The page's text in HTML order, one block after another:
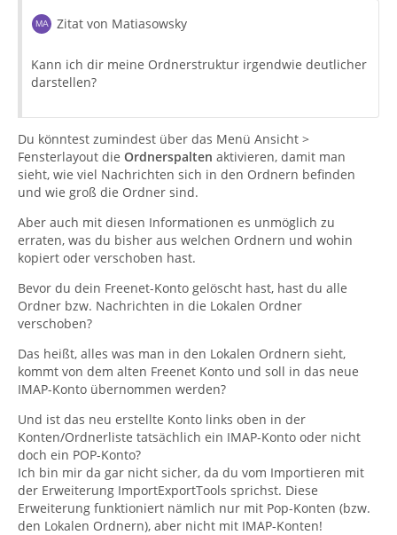
Zitat von Matiasowsky
Kann ich dir meine Ordnerstruktur irgendwie deutlicher
darstellen?
Du könntest zumindest über das Menü Ansicht >
Fensterlayout die Ordnerspalten aktivieren, damit man
sieht, wie viel Nachrichten sich in den Ordnern befinden
und wie groß die Ordner sind.
Aber auch mit diesen Informationen es unmöglich zu
erraten, was du bisher aus welchen Ordnern und wohin
kopiert oder verschoben hast.
Bevor du dein Freenet-Konto gelöscht hast, hast du alle
Ordner bzw. Nachrichten in die Lokalen Ordner
verschoben?
Das heißt, alles was man in den Lokalen Ordnern sieht,
kommt von dem alten Freenet Konto und soll in das neue
IMAP-Konto übernommen werden?
Und ist das neu erstellte Konto links oben in der
Konten/Ordnerliste tatsächlich ein IMAP-Konto oder nicht
doch ein POP-Konto?
Ich bin mir da gar nicht sicher, da du vom Importieren mit
der Erweiterung ImportExportTools sprichst. Diese
Erweiterung funktioniert nämlich nur mit Pop-Konten (bzw.
den Lokalen Ordnern), aber nicht mit IMAP-Konten!